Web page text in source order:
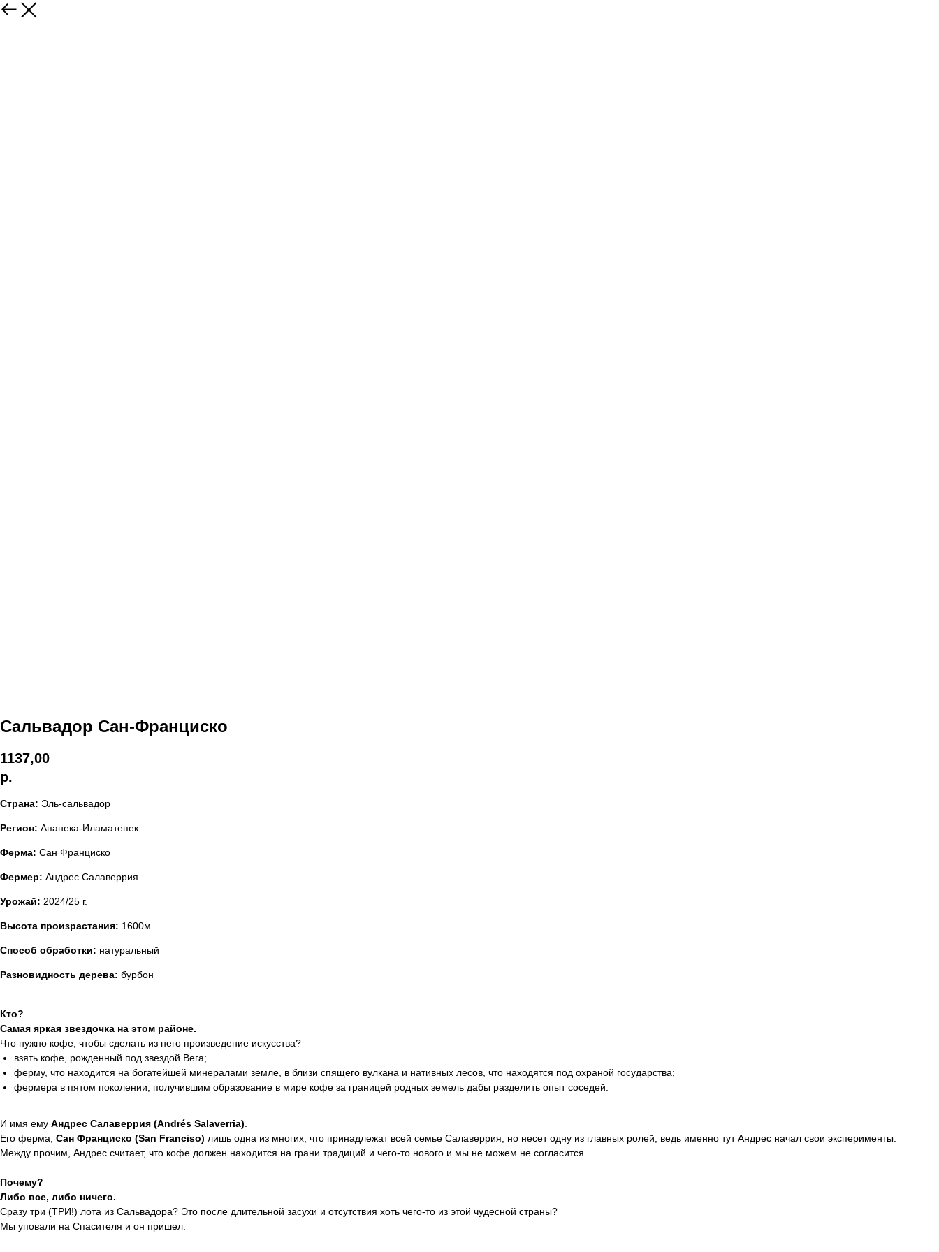
Сальвадор Сан-Франциско
1137,00
р.
Страна: Эль-сальвадор
Регион: Апанека-Иламатепек
Ферма: Сан Франциско
Фермер: Андрес Салаверрия
Урожай: 2024/25 г.
Высота произрастания: 1600м
Способ обработки: натуральный
Разновидность дерева: бурбон
Кто?
Самая яркая звездочка на этом районе.
Что нужно кофе, чтобы сделать из него произведение искусства?
взять кофе, рожденный под звездой Вега;
ферму, что находится на богатейшей минералами земле, в близи спящего вулкана и нативных лесов, что находятся под охраной государства;
фермера в пятом поколении, получившим образование в мире кофе за границей родных земель дабы разделить опыт соседей.
И имя ему Андрес Салаверрия (Andrés Salaverria)
Его ферма, Сан Франциско (San Franciso) лишь одна из многих, что принадлежат всей семье Салаверрия, но несет одну из главных ролей, ведь именно тут Андрес начал свои эксперименты.
Между прочим, Андрес считает, что кофе должен находится на грани традиций и чего-то нового и мы не можем не согласится.
Почему?
Либо все, либо ничего.
Сразу три (ТРИ!) лота из Сальвадора? Это после длительной засухи и отсутствия хоть чего-то из этой чудесной страны?
Мы уповали на Спасителя и он пришел.